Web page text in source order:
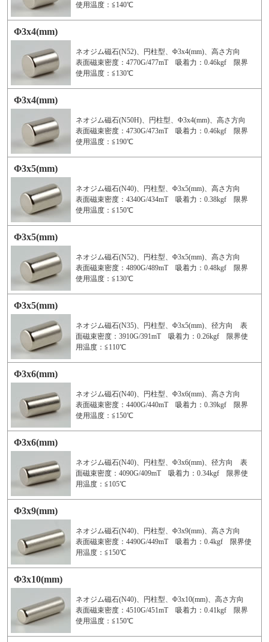
使用温度：≦140℃
Φ3x4(mm)
ネオジム磁石(N52)、円柱型、Φ3x4(mm)、高さ方向
表面磁束密度：4770G/477mT 吸着力：0.46kgf 限界
使用温度：≦130℃
Φ3x4(mm)
ネオジム磁石(N50H)、円柱型、Φ3x4(mm)、高さ方向
表面磁束密度：4730G/473mT 吸着力：0.46kgf 限界
使用温度：≦190℃
Φ3x5(mm)
ネオジム磁石(N40)、円柱型、Φ3x5(mm)、高さ方向
表面磁束密度：4340G/434mT 吸着力：0.38kgf 限界
使用温度：≦150℃
Φ3x5(mm)
ネオジム磁石(N52)、円柱型、Φ3x5(mm)、高さ方向
表面磁束密度：4890G/489mT 吸着力：0.48kgf 限界
使用温度：≦130℃
Φ3x5(mm)
ネオジム磁石(N35)、円柱型、Φ3x5(mm)、径方向 表
面磁束密度：3910G/391mT 吸着力：0.26kgf 限界使
用温度：≦110℃
Φ3x6(mm)
ネオジム磁石(N40)、円柱型、Φ3x6(mm)、高さ方向
表面磁束密度：4400G/440mT 吸着力：0.39kgf 限界
使用温度：≦150℃
Φ3x6(mm)
ネオジム磁石(N40)、円柱型、Φ3x6(mm)、径方向 表
面磁束密度：4090G/409mT 吸着力：0.34kgf 限界使
用温度：≦105℃
Φ3x9(mm)
ネオジム磁石(N40)、円柱型、Φ3x9(mm)、高さ方向
表面磁束密度：4490G/449mT 吸着力：0.4kgf 限界使
用温度：≦150℃
Φ3x10(mm)
ネオジム磁石(N40)、円柱型、Φ3x10(mm)、高さ方向
表面磁束密度：4510G/451mT 吸着力：0.41kgf 限界
使用温度：≦150℃